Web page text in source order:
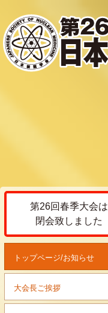
第26回春季大会は
閉会致しました
トップページ/お知らせ
大会長ご挨拶